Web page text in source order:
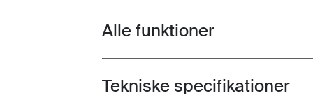
Toggle features
Alle funktioner
Toggle techspec
Tekniske specifikationer